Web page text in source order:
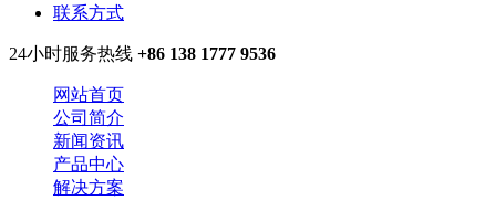
联系方式
24小时服务热线 +86 138 1777 9536
网站首页
公司简介
新闻资讯
产品中心
解决方案